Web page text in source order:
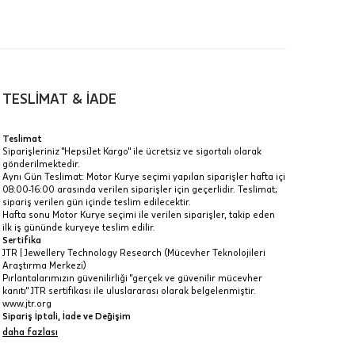
ancak
Taksit Toplamı
17.515 ₺
17.515 ₺
TESLİMAT & İADE
Teslimat
Siparişleriniz "HepsiJet Kargo" ile ücretsiz ve sigortalı olarak
gönderilmektedir.
Aynı Gün Teslimat: Motor Kurye seçimi yapılan siparişler hafta içi
08:00-16:00 arasında verilen siparişler için geçerlidir. Teslimat;
sipariş verilen gün içinde teslim edilecektir.
Hafta sonu Motor Kurye seçimi ile verilen siparişler, takip eden
ilk iş gününde kuryeye teslim edilir.
Sertifika
JTR | Jewellery Technology Research (Mücevher Teknolojileri
Araştırma Merkezi)
Pırlantalarımızın güvenilirliği "gerçek ve güvenilir mücevher
kanıtı" JTR sertifikası ile uluslararası olarak belgelenmiştir.
www.jtr.org
Sipariş İptali, İade ve Değişim
İptal: Kargoya verilmeyen veya faturası oluşmayan siparişlerinizi
daha fazlası